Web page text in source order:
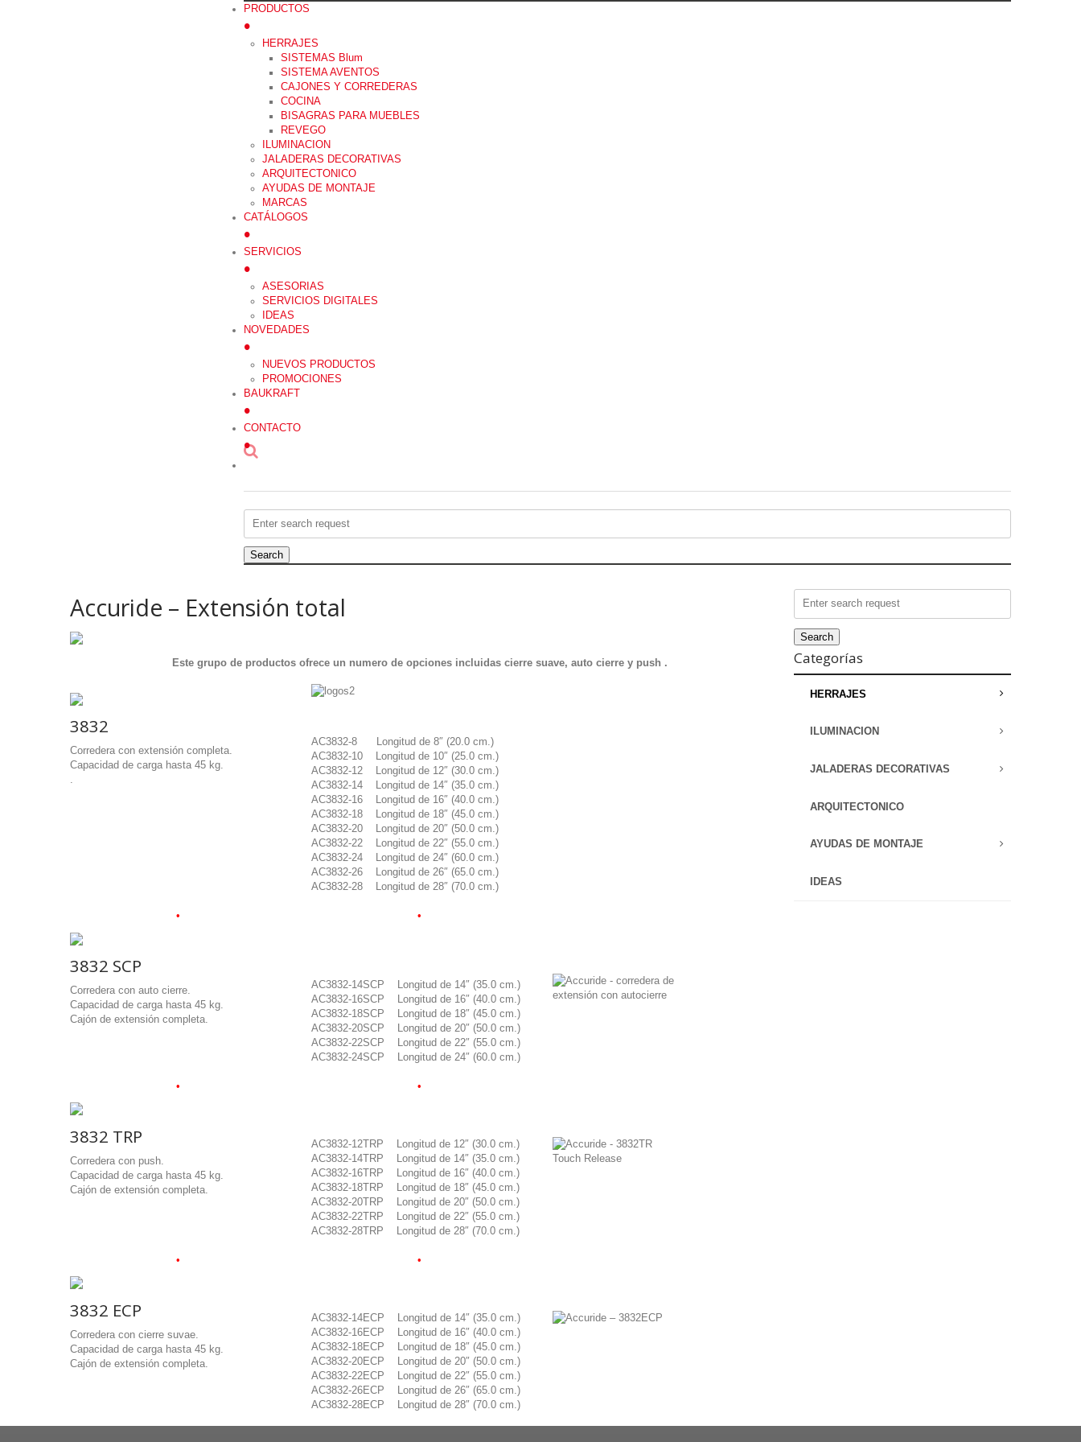
PRODUCTOS
•
HERRAJES
SISTEMAS Blum
SISTEMA AVENTOS
CAJONES Y CORREDERAS
COCINA
BISAGRAS PARA MUEBLES
REVEGO
ILUMINACION
JALADERAS DECORATIVAS
ARQUITECTONICO
AYUDAS DE MONTAJE
MARCAS
CATÁLOGOS
•
SERVICIOS
•
ASESORIAS
SERVICIOS DIGITALES
IDEAS
NOVEDADES
•
NUEVOS PRODUCTOS
PROMOCIONES
BAUKRAFT
•
CONTACTO
•
for:
Accuride – Extensión total
Este grupo de productos ofrece un numero de opciones incluidas cierre suave, auto cierre y push .
3832
Corredera con extensión completa.
Capacidad de carga hasta 45 kg.
.
AC3832-8 Longitud de 8″ (20.0 cm.)
AC3832-10 Longitud de 10″ (25.0 cm.)
AC3832-12 Longitud de 12″ (30.0 cm.)
AC3832-14 Longitud de 14″ (35.0 cm.)
AC3832-16 Longitud de 16″ (40.0 cm.)
AC3832-18 Longitud de 18″ (45.0 cm.)
AC3832-20 Longitud de 20″ (50.0 cm.)
AC3832-22 Longitud de 22″ (55.0 cm.)
AC3832-24 Longitud de 24″ (60.0 cm.)
AC3832-26 Longitud de 26″ (65.0 cm.)
AC3832-28 Longitud de 28″ (70.0 cm.)
•
•
3832 SCP
Corredera con auto cierre.
Capacidad de carga hasta 45 kg.
Cajón de extensión completa.
AC3832-14SCP Longitud de 14″ (35.0 cm.)
AC3832-16SCP Longitud de 16″ (40.0 cm.)
AC3832-18SCP Longitud de 18″ (45.0 cm.)
AC3832-20SCP Longitud de 20″ (50.0 cm.)
AC3832-22SCP Longitud de 22″ (55.0 cm.)
AC3832-24SCP Longitud de 24″ (60.0 cm.)
•
•
3832 TRP
Corredera con push.
Capacidad de carga hasta 45 kg.
Cajón de extensión completa.
AC3832-12TRP Longitud de 12″ (30.0 cm.)
AC3832-14TRP Longitud de 14″ (35.0 cm.)
AC3832-16TRP Longitud de 16″ (40.0 cm.)
AC3832-18TRP Longitud de 18″ (45.0 cm.)
AC3832-20TRP Longitud de 20″ (50.0 cm.)
AC3832-22TRP Longitud de 22″ (55.0 cm.)
AC3832-28TRP Longitud de 28″ (70.0 cm.)
•
•
3832 ECP
Corredera con cierre suvae.
Capacidad de carga hasta 45 kg.
Cajón de extensión completa.
AC3832-14ECP Longitud de 14″ (35.0 cm.)
AC3832-16ECP Longitud de 16″ (40.0 cm.)
AC3832-18ECP Longitud de 18″ (45.0 cm.)
AC3832-20ECP Longitud de 20″ (50.0 cm.)
AC3832-22ECP Longitud de 22″ (55.0 cm.)
AC3832-26ECP Longitud de 26″ (65.0 cm.)
AC3832-28ECP Longitud de 28″ (70.0 cm.)
Search
for:
Categorías
HERRAJES
ILUMINACION
JALADERAS DECORATIVAS
ARQUITECTONICO
AYUDAS DE MONTAJE
IDEAS